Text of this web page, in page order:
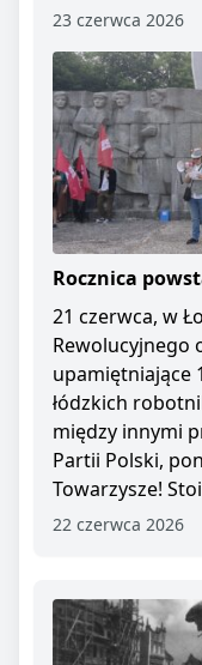
23 czerwca 2026
Rocznica
21 czerwca, w
Rewolucyjnego
upamiętniające
łódzkich
między innymi
Partii Polski,
Towarzysze!
22 czerwca 2026